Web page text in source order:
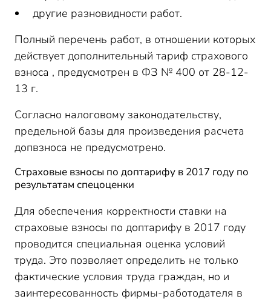
другие разновидности работ.
Полный перечень работ, в отношении которых
действует дополнительный тариф страхового
взноса , предусмотрен в ФЗ № 400 от 28-12-
13 г.
Согласно налоговому законодательству,
предельной базы для произведения расчета
допвзноса не предусмотрено.
Страховые взносы по доптарифу в 2017 году по
результатам спецоценки
Для обеспечения корректности ставки на
страховые взносы по доптарифу в 2017 году
проводится специальная оценка условий
труда. Это позволяет определить не только
фактические условия труда граждан, но и
заинтересованность фирмы-работодателя в